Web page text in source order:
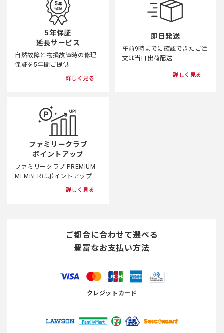
5年保証
延長サービス
自然故障と物損故障時の修理
保証を5年間ご提供
詳しく見る
即日発送
午前9時までに確認できたご注
文は当日出荷配送
詳しく見る
ファミリークラブ
ポイントアップ
ファミリークラブ PREMIUM
MEMBERはポイントアップ
詳しく見る
ご都合に合わせて選べる
豊富なお支払い方法
クレジットカード